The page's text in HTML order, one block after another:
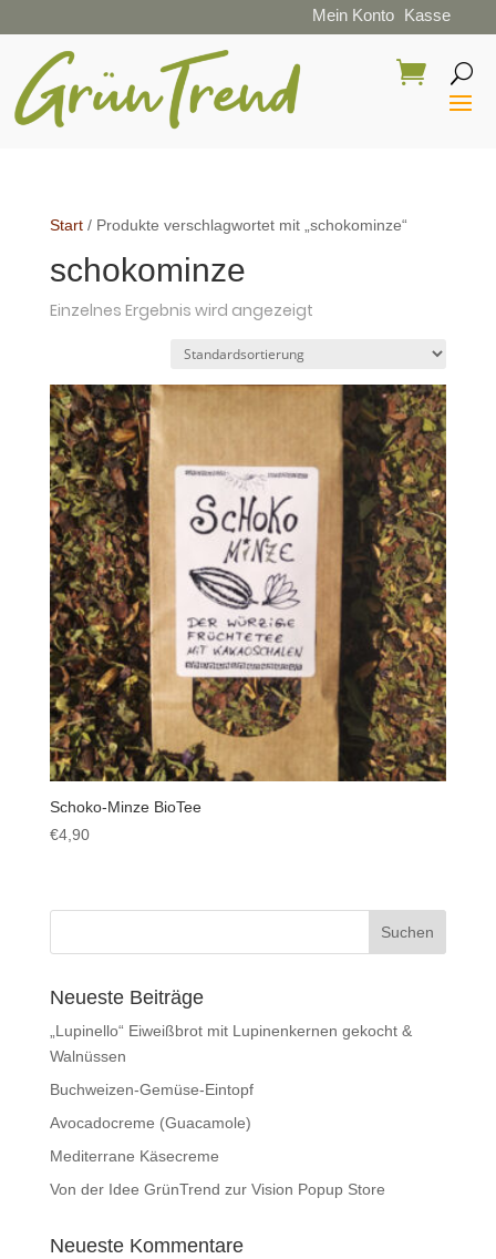
Mein Konto Kasse
Start/ Produkte verschlagwortet mit „schokominze“
schokominze
Einzelnes Ergebnis wird angezeigt
Schoko-Minze BioTee
€4,90
Neueste Beiträge
„Lupinello“ Eiweißbrot mit Lupinenkernen gekocht &
Walnüssen
Buchweizen-Gemüse-Eintopf
Avocadocreme (Guacamole)
Mediterrane Käsecreme
Von der Idee GrünTrend zur Vision Popup Store
Neueste Kommentare